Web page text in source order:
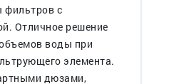
фильтров с
Отличное решение
воды при
элемента.
дюзами,